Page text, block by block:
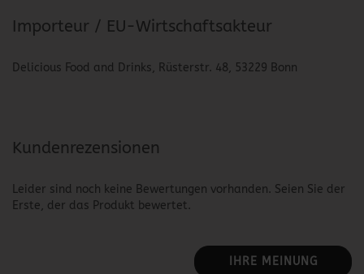
Importeur / EU-Wirtschaftsakteur
Delicious Food and Drinks, Rüsterstr. 48, 53229 Bonn
Kundenrezensionen
Leider sind noch keine Bewertungen vorhanden. Seien Sie der
Erste, der das Produkt bewertet.
IHRE MEINUNG